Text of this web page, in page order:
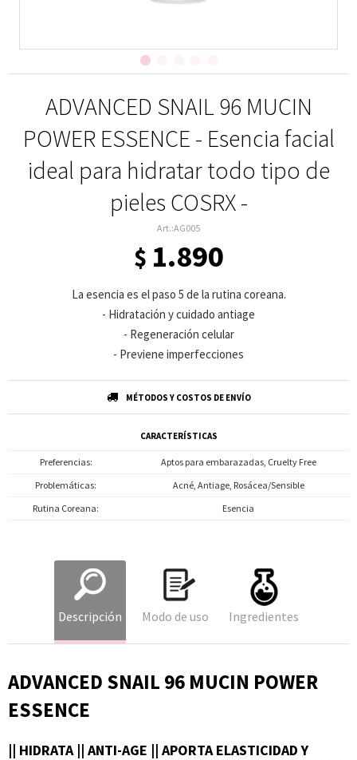
ADVANCED SNAIL 96 MUCIN
POWER ESSENCE - Esencia facial
ideal para hidratar todo tipo de
pieles COSRX -
AG005
$ 1.890
La esencia es el paso 5 de la rutina coreana.
- Hidratación y cuidado antiage
- Regeneración celular
- Previene imperfecciones
MÉTODOS Y COSTOS DE ENVÍO
CARACTERÍSTICAS
Preferencias
Aptos para embarazadas, Cruelty Free
Problemáticas
Acné, Antiage, Rosácea/Sensible
Rutina Coreana
Esencia
Descripción Modo de uso Ingredientes
ADVANCED SNAIL 96 MUCIN POWER
ESSENCE
|| HIDRATA || ANTI-AGE || APORTA ELASTICIDAD Y